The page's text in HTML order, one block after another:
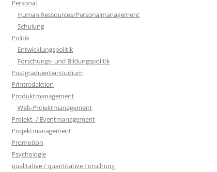
Personal
Human Ressources/Personalmanagement
Schulung
Politik
Entwicklungspolitik
Forschungs- und Bildungspolitik
Postgraduiertenstudium
Printredaktion
Produktmanagement
Web-Projektmanagement
Projekt- / Eventmanagement
Projektmanagement
Promotion
Psychologie
qualitative / quantitative Forschung